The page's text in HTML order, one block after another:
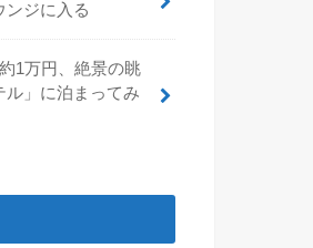
ンジに入る
1万円、絶景の眺
ル」に泊まってみ